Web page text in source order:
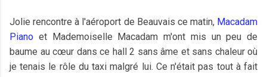
Jolie rencontre à l'aéroport de Beauvais ce matin, Macadam
Piano et Mademoiselle Macadam m'ont mis un peu de
baume au cœur dans ce hall 2 sans âme et sans chaleur où
je tenais le rôle du taxi malgré lui. Ce n'était pas tout à fait